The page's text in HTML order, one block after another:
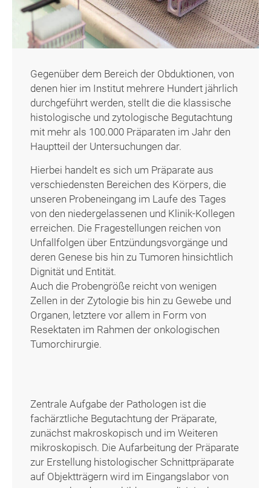
Gegenüber dem Bereich der Obduktionen, von
denen hier im Institut mehrere Hundert jährlich
durchgeführt werden, stellt die die klassische
histologische und zytologische Begutachtung
mit mehr als 100.000 Präparaten im Jahr den
Hauptteil der Untersuchungen dar.
Hierbei handelt es sich um Präparate aus
verschiedensten Bereichen des Körpers, die
unseren Probeneingang im Laufe des Tages
von den niedergelassenen und Klinik-Kollegen
erreichen. Die Fragestellungen reichen von
Unfallfolgen über Entzündungsvorgänge und
deren Genese bis hin zu Tumoren hinsichtlich
Dignität und Entität.
Auch die Probengröße reicht von wenigen
Zellen in der Zytologie bis hin zu Gewebe und
Organen, letztere vor allem in Form von
Resektaten im Rahmen der onkologischen
Tumorchirurgie.
Zentrale Aufgabe der Pathologen ist die
fachärztliche Begutachtung der Präparate,
zunächst makroskopisch und im Weiteren
mikroskopisch. Die Aufarbeitung der Präparate
zur Erstellung histologischer Schnittpräparate
auf Objektträgern wird im Eingangslabor von